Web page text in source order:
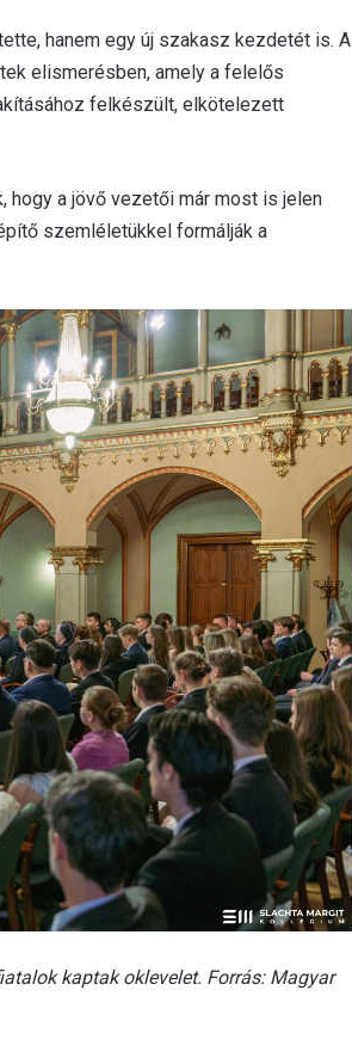
hanem egy új szakasz kezdetét is. A
elismerésben, amely a felelős
felkészült, elkötelezett
a jövő vezetői már most is jelen
szemléletükkel formálják a
kaptak oklevelet. Forrás: Magyar